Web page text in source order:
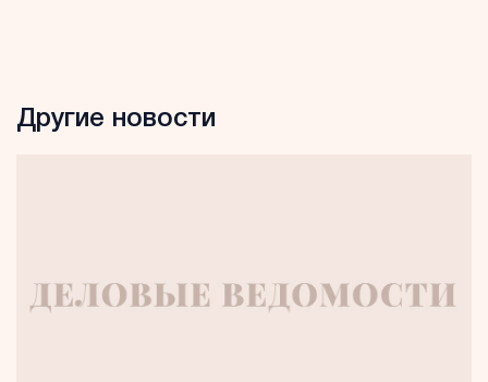
Другие новости